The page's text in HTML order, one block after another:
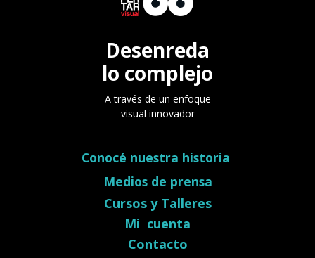
Desenreda
lo complejo
A través de un enfoque
visual innovador
Conocé nuestra historia
Medios de prensa
Cursos y Talleres
Mi cuenta
Contacto